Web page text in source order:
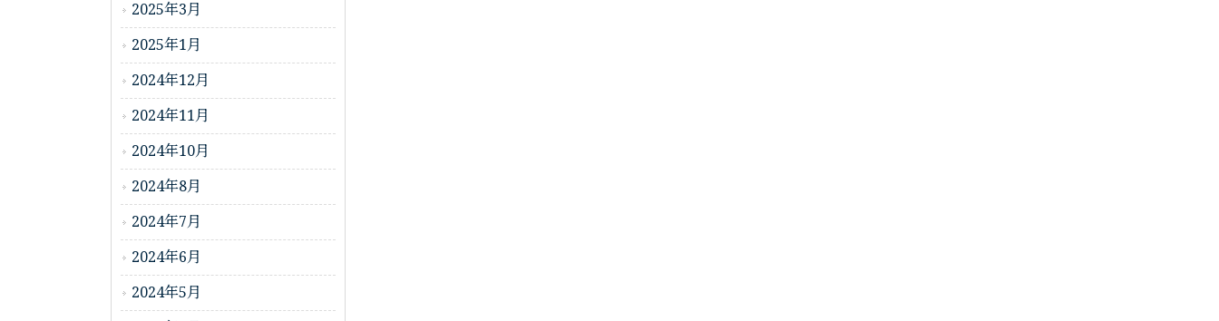
2025年3月
2025年1月
2024年12月
2024年11月
2024年10月
2024年8月
2024年7月
2024年6月
2024年5月